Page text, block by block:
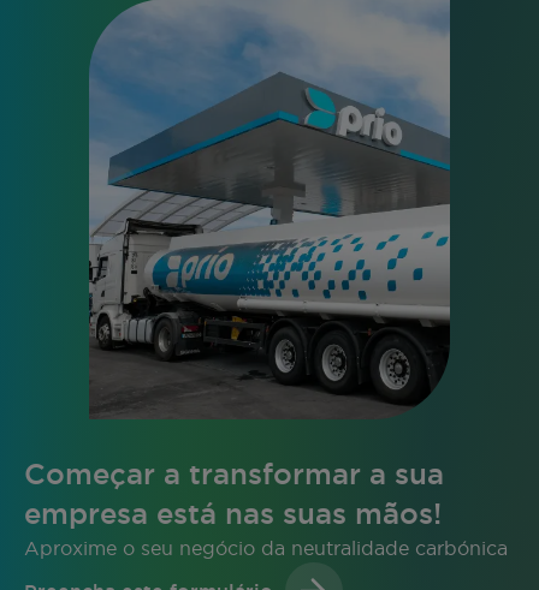
Começar a transformar a sua
empresa está nas suas mãos!
Aproxime o seu negócio da neutralidade carbónica